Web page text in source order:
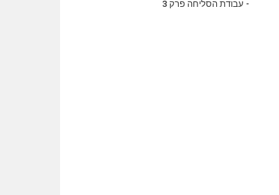
- עבודת הסליחה פרק 3